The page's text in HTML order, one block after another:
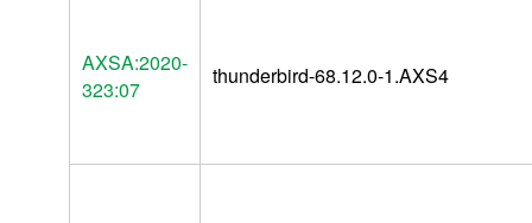
AXSA:2020-
323:07
thunderbird-68.12.0-1.AXS4